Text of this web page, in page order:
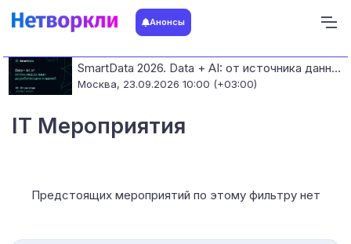
Анонсы
SmartData 2026. Data + AI: от источника данных до работающих моделей
Москва, 23.09.2026 10:00 (+03:00)
IT Мероприятия
Предстоящих мероприятий по этому фильтру нет